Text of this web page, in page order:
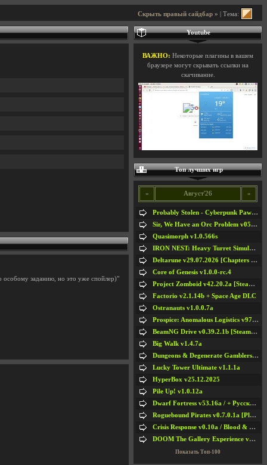
Скрыть правый сайдбар » | Тема:
особому заданию, но это уже спойлер)"
Youtube
ВАЖНО: Некоторые плагины в вашем
браузере могут скрывать ссылки на
скачивание.
Топ лучших игр
« Август'26 »
Probably Stolen - Cyberpunk Pawnshop Simulator v048c [Playtest]
Sir, We Have an Orc Problem v05.08.2026
Quasimorph v1.0.566s
IRON NEST: Heavy Turret Simulator v1.0a
Deltarune v29.07.2026 [Chapters 1-5] / + RUS [Chapters 1-5]
Core of Genesis v1.0.0-rc.4
Project Zomboid v42.20.2a [Steam Early Access]
Factorio v2.1.14b + Space Age DLC
Ostranauts v1.0.0.7a
Prospice: Anomalous Logistics v97 [Playtest]
BeamNG Drive v0.39.2.1b [Steam Early Access]
Big Walk v1.4.7a
Dungeons & Degenerate Gamblers v2.0.2a
Lucky Tower Ultimate v1.1.1a
HyperBox v25.12.2025
Pile Up! v1.0.12a
Dwarf Fortress v53.16a / + Русская Версия v50.12a
Roguebound Pirates v0.7.0.1a [Playtest]
Crisis Response v0.10a / Blood & Bullet
DOOM The Gallery Experience v1.4.2
Показать Топ-100